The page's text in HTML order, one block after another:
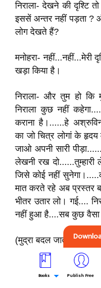
निराला- देखने की दृश्टि
इससें अन्तर नहीं पड़ता ?
लोग देखते हैं?
मनोहरा-
खड़ा किया है।
निराला- और तुम हो
निराला कुछ नहीं
कराना है।......हे
का जो चित्र लोगां के
जाओ अपनी सारी
लेखनी रख
जिसे कोई नहीं
मात करते रहे अब प्रस्तर
भीतर उतार लो। गई....
नहीं हुआ है....सब कुछ वैसा
(मुद्रा बदल जाती है। चेहरे
जलपान करोगी?
Books Publish Free